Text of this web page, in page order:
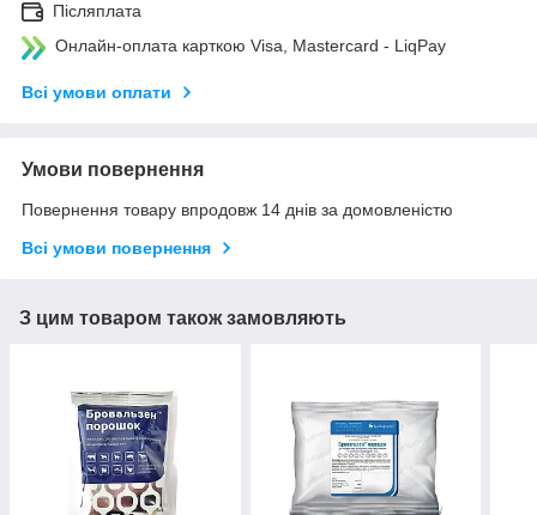
Післяплата
Онлайн-оплата карткою Visa, Mastercard - LiqPay
Всі умови оплати
Умови повернення
Повернення товару впродовж 14 днів за домовленістю
Всі умови повернення
З цим товаром також замовляють